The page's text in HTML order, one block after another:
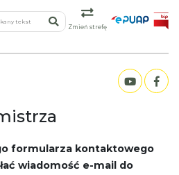
tekst
Zmień strefę
formularza kontaktowego
wiadomość e-mail do